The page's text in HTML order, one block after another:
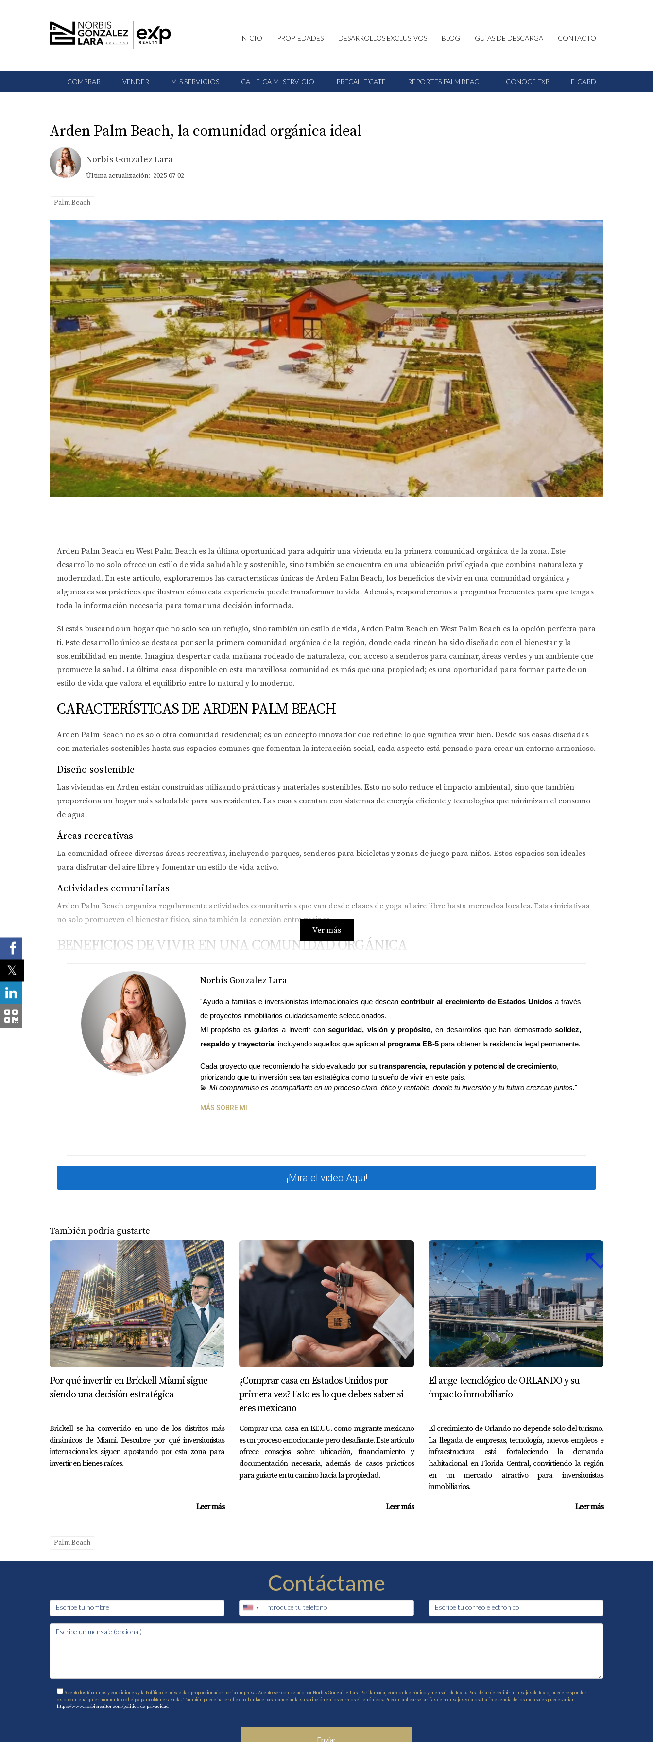
INICIO PROPIEDADES DESARROLLOS EXCLUSIVOS BLOG GUÍAS DE DESCARGA CONTACTO
COMPRAR VENDER MIS SERVICIOS CALIFICA MI SERVICIO PRECALIFíCATE REPORTES PALM BEACH CONOCE EXP E-CARD
Arden Palm Beach, la comunidad orgánica ideal
Norbis Gonzalez Lara
Última actualización: 2025-07-02
Palm Beach
Arden Palm Beach en West Palm Beach es la última oportunidad para adquirir una vivienda en la primera comunidad orgánica de la zona. Este
desarrollo no solo ofrece un estilo de vida saludable y sostenible, sino también se encuentra en una ubicación privilegiada que combina naturaleza y
modernidad. En este artículo, exploraremos las características únicas de Arden Palm Beach, los beneficios de vivir en una comunidad orgánica y
algunos casos prácticos que ilustran cómo esta experiencia puede transformar tu vida. Además, responderemos a preguntas frecuentes para que tengas
toda la información necesaria para tomar una decisión informada.
Si estás buscando un hogar que no solo sea un refugio, sino también un estilo de vida, Arden Palm Beach en West Palm Beach es la opción perfecta para
ti. Este desarrollo único se destaca por ser la primera comunidad orgánica de la región, donde cada rincón ha sido diseñado con el bienestar y la
sostenibilidad en mente. Imagina despertar cada mañana rodeado de naturaleza, con acceso a senderos para caminar, áreas verdes y un ambiente que
promueve la salud. La última casa disponible en esta maravillosa comunidad es más que una propiedad; es una oportunidad para formar parte de un
estilo de vida que valora el equilibrio entre lo natural y lo moderno.
CARACTERÍSTICAS DE ARDEN PALM BEACH
Arden Palm Beach no es solo otra comunidad residencial; es un concepto innovador que redefine lo que significa vivir bien. Desde sus casas diseñadas
con materiales sostenibles hasta sus espacios comunes que fomentan la interacción social, cada aspecto está pensado para crear un entorno armonioso.
Diseño sostenible
Las viviendas en Arden están construidas utilizando prácticas y materiales sostenibles. Esto no solo reduce el impacto ambiental, sino que también
proporciona un hogar más saludable para sus residentes. Las casas cuentan con sistemas de energía eficiente y tecnologías que minimizan el consumo
de agua.
Áreas recreativas
La comunidad ofrece diversas áreas recreativas, incluyendo parques, senderos para bicicletas y zonas de juego para niños. Estos espacios son ideales
para disfrutar del aire libre y fomentar un estilo de vida activo.
Actividades comunitarias
Arden Palm Beach organiza regularmente actividades comunitarias que van desde clases de yoga al aire libre hasta mercados locales. Estas iniciativas
no solo promueven el bienestar físico, sino también la conexión entre vecinos.
BENEFICIOS DE VIVIR EN UNA COMUNIDAD ORGÁNICA
Vivir en Arden Palm Beach trae consigo una serie de beneficios que impactan positivamente tanto a nivel personal como comunitario.
Salud y bienestar
Una vida rodeada de naturaleza tiene efectos comprobados en nuestra salud mental y física. Estudios han demostrado que las personas que viven cerca
de espacios verdes tienden a tener niveles más bajos de estrés y ansiedad. En Arden, puedes disfrutar de actividades al aire libre como caminatas y
yoga, lo cual contribuye a un estilo de vida más saludable.
Sostenibilidad ambiental
Al elegir vivir en una comunidad orgánica como Arden Palm Beach, estás tomando una decisión consciente hacia la sostenibilidad. Las prácticas
ecológicas implementadas aquí ayudan a conservar recursos naturales y reducir la huella de carbono. Esto significa que no solo estás mejorando tu
calidad de vida, sino también contribuyendo a un futuro más verde.
seguro y acogedor donde todos se sienten como en casa.
CONCLUSIÓN
vibrante y acogedor. La última casa disponible es tu oportunidad para ser parte de esta innovadora comunidad orgánica donde cada día se celebra el
bienestar y la conexión con la naturaleza. No pierdas esta oportunidad única; tu puedes hacer realidad tu sueño en Arden Palm Beach.
Para conocer más sobre las casas disponibles en Arden Palm Beach, Haz clic en el botón de abajo
Ver más
Norbis Gonzalez Lara
"Ayudo a familias e inversionistas internacionales que desean contribuir al crecimiento de Estados Unidos a través
de proyectos inmobiliarios cuidadosamente seleccionados.
Mi propósito es guiarlos a invertir con seguridad, visión y propósito, en desarrollos que han demostrado solidez,
respaldo y trayectoria, incluyendo aquellos que aplican al programa EB-5 para obtener la residencia legal permanente.
Cada proyecto que recomiendo ha sido evaluado por su transparencia, reputación y potencial de crecimiento,
priorizando que tu inversión sea tan estratégica como tu sueño de vivir en este país.
💫 Mi compromiso es acompañarte en un proceso claro, ético y rentable, donde tu inversión y tu futuro crezcan juntos."
MÁS SOBRE MI
¡Mira el video Aqui!
También podría gustarte
Por qué invertir en Brickell Miami sigue
siendo una decisión estratégica
Brickell se ha convertido en uno de los distritos más
dinámicos de Miami. Descubre por qué inversionistas
internacionales siguen apostando por esta zona para
invertir en bienes raíces.
Leer más
¿Comprar casa en Estados Unidos por
primera vez? Esto es lo que debes saber si
eres mexicano
Comprar una casa en EE.UU. como migrante mexicano
es un proceso emocionante pero desafiante. Este artículo
ofrece consejos sobre ubicación, financiamiento y
documentación necesaria, además de casos prácticos
para guiarte en tu camino hacia la propiedad.
Leer más
El auge tecnológico de ORLANDO y su
impacto inmobiliario
El crecimiento de Orlando no depende solo del turismo.
La llegada de empresas, tecnología, nuevos empleos e
infraestructura está fortaleciendo la demanda
habitacional en Florida Central, convirtiendo la región
en un mercado atractivo para inversionistas
inmobiliarios.
Leer más
Palm Beach
Contáctame
Acepto los términos y condiciones y la Política de privacidad proporcionados por la empresa. Acepto ser contactado por Norbis Gonzalez Lara Por llamada, correo electrónico y mensaje de texto. Para dejar de recibir mensajes de texto, puede responder
«stop» en cualquier momento o «help» para obtener ayuda. También puede hacer clic en el enlace para cancelar la suscripción en los correos electrónicos. Pueden aplicarse tarifas de mensajes y datos. La frecuencia de los mensajes puede variar.
https://www.norbisrealtor.com/politica-de-privacidad
Enviar